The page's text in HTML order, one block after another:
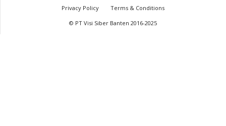
Privacy Policy
Terms & Conditions
© PT Visi Siber Banten 2016-2025